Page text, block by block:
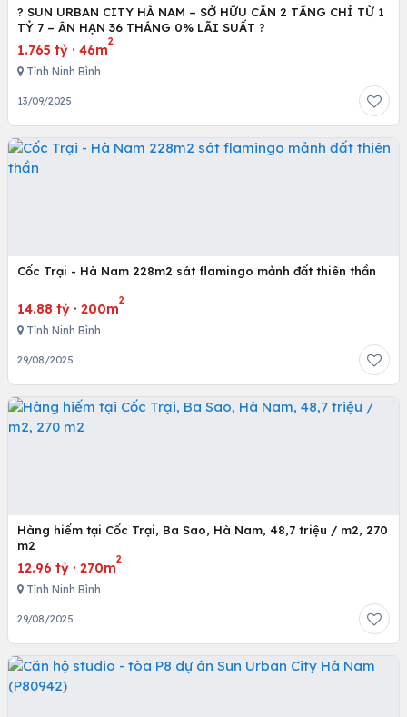
? SUN URBAN CITY HÀ NAM – SỞ HỮU CĂN 2 TẦNG CHỈ TỪ 1
TỶ 7 – ÂN HẠN 36 THÁNG 0% LÃI SUẤT ?
1.765 tỷ · 46m
2
Tỉnh Ninh Bình
13/09/2025
Cốc Trại - Hà Nam 228m2 sát flamingo mảnh đất thiên thần
14.88 tỷ · 200m
2
Tỉnh Ninh Bình
29/08/2025
Hàng hiếm tại Cốc Trại, Ba Sao, Hà Nam, 48,7 triệu / m2, 270
m2
12.96 tỷ · 270m
2
Tỉnh Ninh Bình
29/08/2025